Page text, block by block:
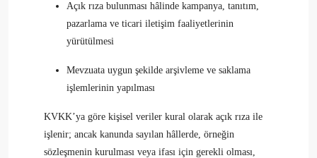
Açık rıza bulunması hâlinde kampanya, tanıtım,
pazarlama ve ticari iletişim faaliyetlerinin
yürütülmesi
Mevzuata uygun şekilde arşivleme ve saklama
işlemlerinin yapılması
KVKK’ya göre kişisel veriler kural olarak açık rıza ile
işlenir; ancak kanunda sayılan hâllerde, örneğin
sözleşmenin kurulması veya ifası için gerekli olması,